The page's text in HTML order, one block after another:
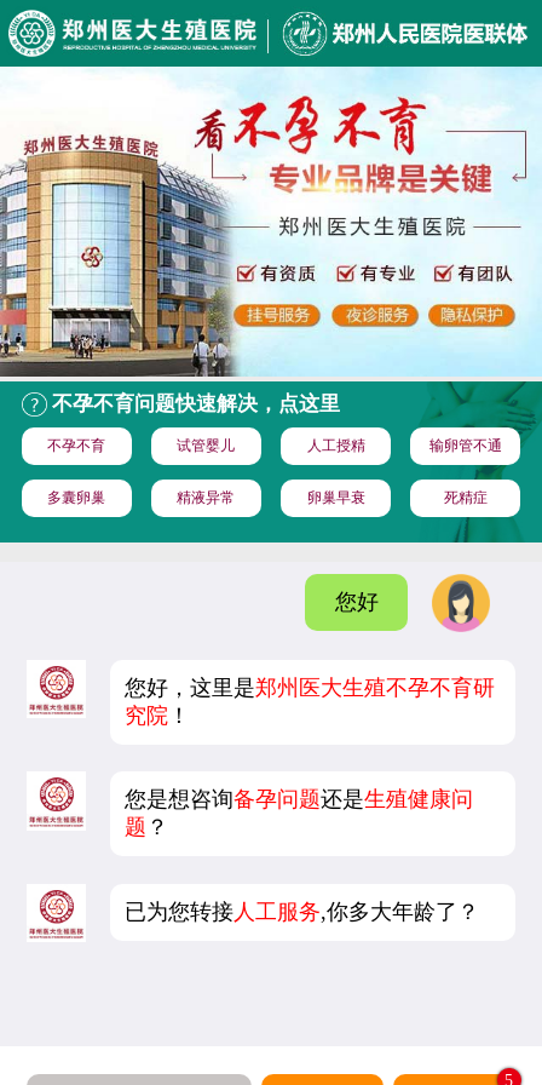
不孕不育问题快速解决，点这里
不孕不育 试管婴儿 人工授精 输卵管不通
多囊卵巢 精液异常 卵巢早衰 死精症
您好
您好，这里是郑州医大生殖不孕不育研
究院 ！
您是想咨询备孕问题还是生殖健康问
题 ？
已为您转接 人工服务,你多大年龄了？
5